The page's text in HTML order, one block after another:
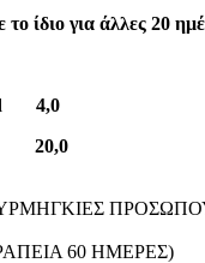
ίδιο για άλλες 20
4,0
20,0
60 ΗΜΕΡΕΣ)